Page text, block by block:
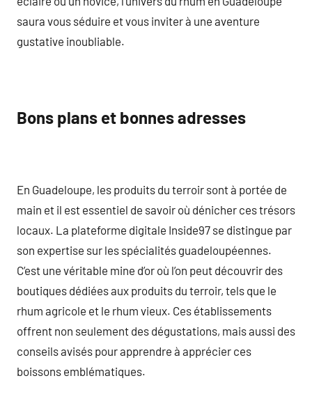
saura vous séduire et vous inviter à une aventure
gustative inoubliable.
Bons plans et bonnes adresses
En Guadeloupe, les produits du terroir sont à portée de
main et il est essentiel de savoir où dénicher ces trésors
locaux. La plateforme digitale Inside97 se distingue par
son expertise sur les spécialités guadeloupéennes.
C’est une véritable mine d’or où l’on peut découvrir des
boutiques dédiées aux produits du terroir, tels que le
rhum agricole et le rhum vieux. Ces établissements
offrent non seulement des dégustations, mais aussi des
conseils avisés pour apprendre à apprécier ces
boissons emblématiques.